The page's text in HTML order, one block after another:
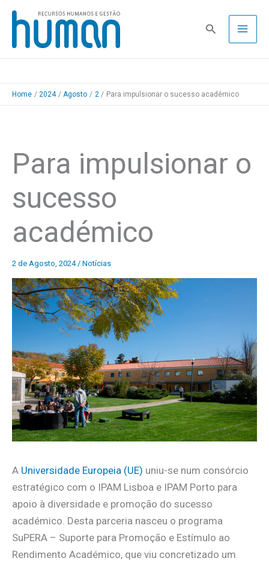
Skip
content
Pesquisa
Home 2024 Agosto 2 Para impulsionar o sucesso académico
Para impulsionar o
sucesso
académico
2 de Agosto, 2024 / Notícias
A Universidade Europeia (UE) uniu-se num consórcio
estratégico com o IPAM Lisboa e IPAM Porto para
apoio à diversidade e promoção do sucesso
académico. Desta parceria nasceu o programa
SuPERA – Suporte para Promoção e Estímulo ao
Rendimento Académico, que viu concretizado um